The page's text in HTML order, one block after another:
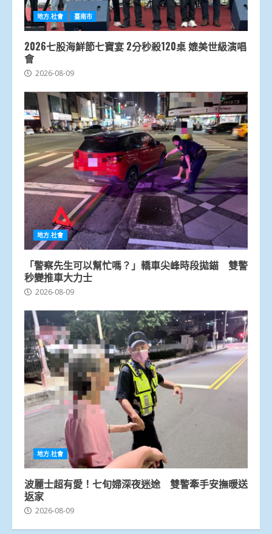
地方.社會 臺南市
2026七股海鮮節七寶宴 2分秒殺120桌 媲美世級演唱
會
2026-08-09
地方.社會
「警察先生可以幫忙嗎？」轎車尖峰時段拋錨 雙警
秒變推車大力士
2026-08-09
地方.社會
波麗士超有愛！七旬婦深夜迷途 雙警牽手安撫暖送
返家
2026-08-09